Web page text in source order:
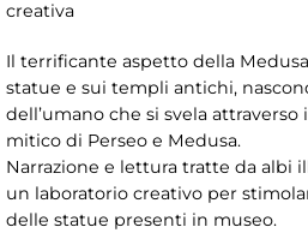
creativa
Il terrificante aspetto della
statue e sui templi antichi,
dell’umano che si svela attraverso
mitico di Perseo e Medusa.
Narrazione e lettura tratte da albi
un laboratorio creativo per
delle statue presenti in museo.